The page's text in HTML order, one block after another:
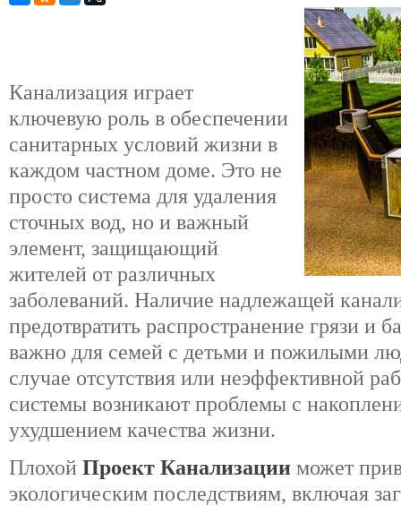
Канализация играет
ключевую роль в обеспечении
санитарных условий жизни в
каждом частном доме. Это не
просто система для удаления
сточных вод, но и важный
элемент, защищающий
жителей от различных
заболеваний. Наличие надлежащей
предотвратить распространение грязи и
важно для семей с детьми и пожилыми
случае отсутствия или неэффективной
системы возникают проблемы с
ухудшением качества жизни.
Плохой Проект Канализации может
экологическим последствиям, включая